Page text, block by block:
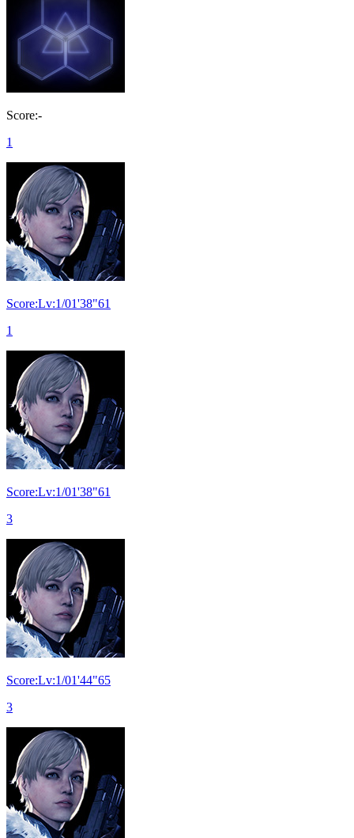
Score:-
1
Score:Lv:1/01'38"61
1
Score:Lv:1/01'38"61
3
Score:Lv:1/01'44"65
3